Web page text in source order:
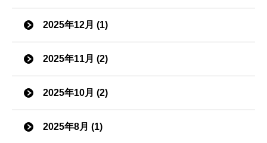
2025年12月 (1)
2025年11月 (2)
2025年10月 (2)
2025年8月 (1)